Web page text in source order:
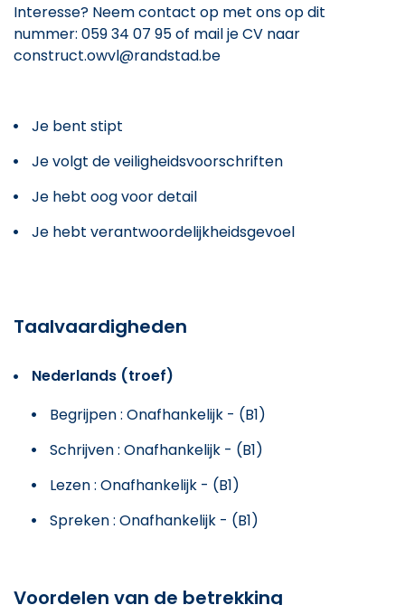
Interesse? Neem contact op met ons op dit
nummer: 059 34 07 95 of mail je CV naar
construct.owvl@randstad.be
Je bent stipt
Je volgt de veiligheidsvoorschriften
Je hebt oog voor detail
Je hebt verantwoordelijkheidsgevoel
Taalvaardigheden
Nederlands (troef)
Begrijpen : Onafhankelijk - (B1)
Schrijven : Onafhankelijk - (B1)
Lezen : Onafhankelijk - (B1)
Spreken : Onafhankelijk - (B1)
Voordelen van de betrekking